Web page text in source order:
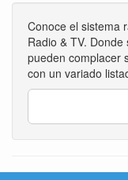
Conoce el sistema
Radio & TV.
pueden complacer
con un variado